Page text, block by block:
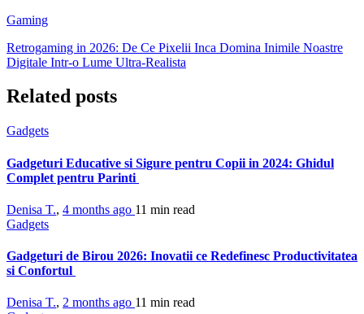
Gaming
Retrogaming in 2026: De Ce Pixelii Inca Domina Inimile Noastre
Digitale Intr-o Lume Ultra-Realista
Related posts
Gadgets
Gadgeturi Educative si Sigure pentru Copii in 2024: Ghidul
Complet pentru Parinti
Denisa T., 4 months ago 11 min read
Gadgets
Gadgeturi de Birou 2026: Inovatii ce Redefinesc Productivitatea
si Confortul
Denisa T., 2 months ago 11 min read